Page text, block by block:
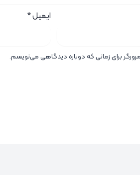
ایمیل*
برای زمانی که دوباره دیدگاهی می‌نویسم.